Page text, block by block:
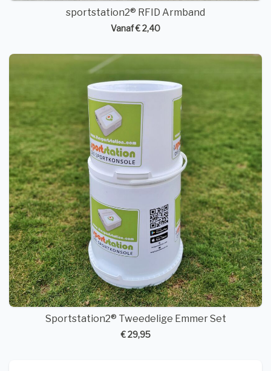
sportstation2® RFID Armband
Vanaf € 2,40
Sportstation2® Tweedelige Emmer Set
€ 29,95